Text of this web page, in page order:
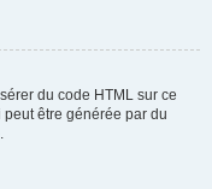
du code HTML sur ce
être générée par du